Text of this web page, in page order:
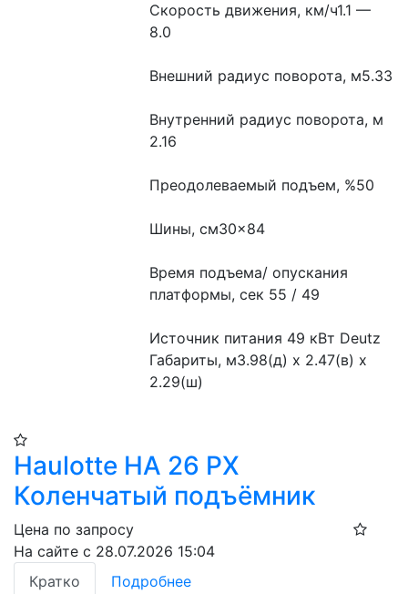
Скорость движения, км/ч1.1 —
8.0
Внешний радиус поворота, м5.33
Внутренний радиус поворота, м
2.16
Преодолеваемый подъем, %50
Шины, см30×84
Время подъема/ опускания
платформы, сек 55 / 49
Источник питания 49 кВт Deutz
Габариты, м3.98(д) х 2.47(в) х
2.29(ш)
Haulotte HA 26 PX
Коленчатый подъёмник
Цена по запросу
На сайте с 28.07.2026 15:04
Кратко
Подробнее